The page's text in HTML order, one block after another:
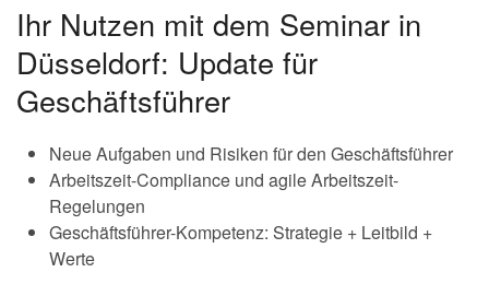
Ihr Nutzen mit dem Seminar in
Düsseldorf: Update für
Geschäftsführer
Neue Aufgaben und Risiken für den Geschäftsführer
Arbeitszeit-Compliance und agile Arbeitszeit-
Regelungen
Geschäftsführer-Kompetenz: Strategie + Leitbild +
Werte